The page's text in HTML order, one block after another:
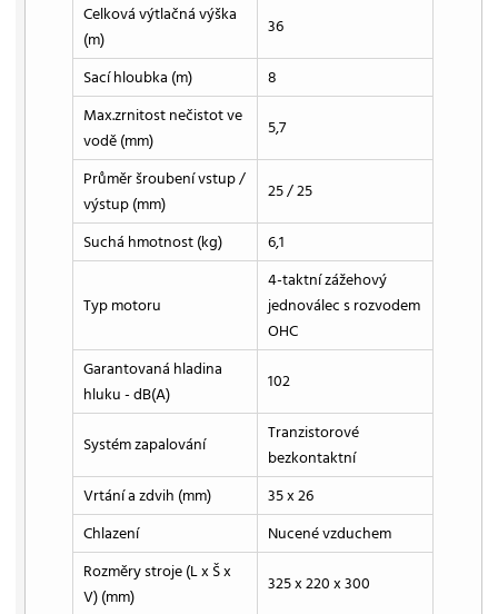
Celková výtlačná výška
(m)
36
Sací hloubka (m)
8
Max.zrnitost nečistot ve
vodě (mm)
5,7
Průměr šroubení vstup /
výstup (mm)
25 / 25
Suchá hmotnost (kg)
6,1
Typ motoru
4-taktní zážehový
jednoválec s rozvodem
OHC
Garantovaná hladina
hluku - dB(A)
102
Systém zapalování
Tranzistorové
bezkontaktní
Vrtání a zdvih (mm)
35 x 26
Chlazení
Nucené vzduchem
Rozměry stroje (L x Š x
V) (mm)
325 x 220 x 300